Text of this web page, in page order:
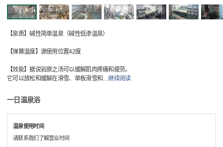
【泉质】碱性简单温泉（碱性低渗温泉）
【弹簧温度】源使用位置42度
【效能】据说岩原之汤可以缓解肌肉疼痛和疲劳。
它可以放松和缓解在滑雪、单板滑雪和…继续阅读
一日温泉浴
温泉使用时间
请联系我们了解营业时间